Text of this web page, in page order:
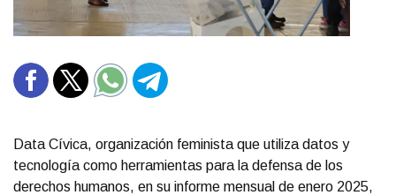
Data Cívica, organización feminista que utiliza datos y
tecnología como herramientas para la defensa de los
derechos humanos, en su informe mensual de enero 2025,